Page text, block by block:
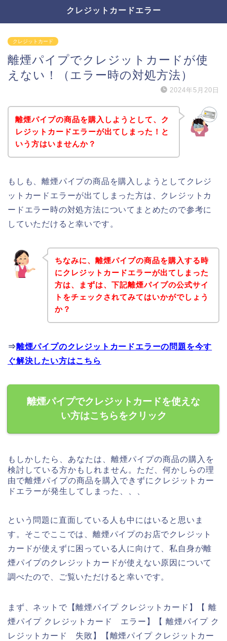
クレジットカードエラー
クレジットカード
離煙パイプでクレジットカードが使
えない！（エラー時の対処方法）
2024年5月20日
離煙パイプの商品を購入しようとして、ク
レジットカードエラーが出てしまった！と
いう方はいませんか？
もしも、離煙パイプの商品を購入しようとしてクレジ
ットカードエラーが出てしまった方は、クレジットカ
ードエラー時の対処方法についてまとめたので参考に
していただけると幸いです。
ちなみに、離煙パイプの商品を購入する時
にクレジットカードエラーが出てしまった
方は、まずは、下記離煙パイプの公式サイ
トをチェックされてみてはいかがでしょう
か？
⇒離煙パイプのクレジットカードエラーの問題を今す
ぐ解決したい方はこちら
離煙パイプでクレジットカードを使えな
い方はこちらをクリック
もしかしたら、あなたは、離煙パイプの商品の購入を
検討している方かもしれません。ただ、何かしらの理
由で離煙パイプの商品を購入できずにクレジットカー
ドエラーが発生してしまった、、、
という問題に直面している人も中にはいると思いま
す。そこでここでは、離煙パイプのお店でクレジット
カードが使えずに困っている人に向けて、私自身が離
煙パイプのクレジットカードが使えない原因について
調べたので、ご覧いただけると幸いです。
まず、ネットで【離煙パイプ クレジットカード】【 離
煙パイプ クレジットカード エラー】【 離煙パイプ ク
レジットカード 失敗】【離煙パイプ クレジットカー